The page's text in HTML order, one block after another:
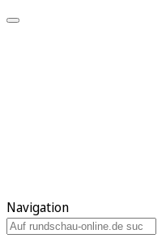
Navigation